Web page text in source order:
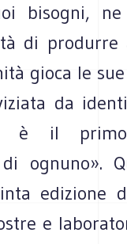
bisogni,
di produrre
gioca le
da
è il primo
ognuno».
edizione
e